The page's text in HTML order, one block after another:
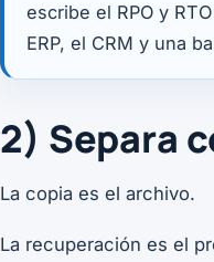
escribe el RPO y
ERP, el CRM y una
2) Separa
La copia es el archivo.
La recuperación es el